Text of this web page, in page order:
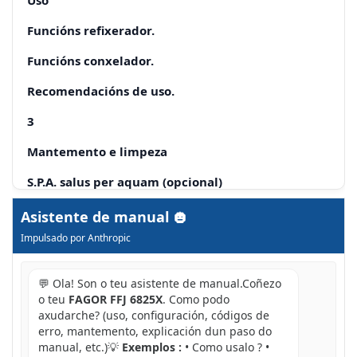
Funcións refixerador.
Funcións conxelador.
Recomendacións de uso.
3
Mantemento e limpeza
S.P.A. salus per aquam (opcional)
4
Diagnósticos
Seguridade
Asistente de manual
Impulsado por Anthropic
💬 Ola! Son o teu asistente de manual.Coñezo
o teu FAGOR FFJ 6825X. Como podo
axudarche? (uso, configuración, códigos de
erro, mantemento, explicación dun paso do
manual, etc.)💡 Exemplos : • Como usalo ? •